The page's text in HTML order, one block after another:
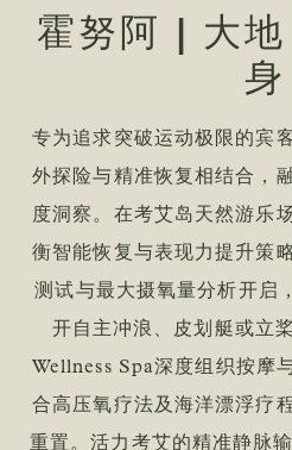
霍努阿 | 大
身
专为追求突破运动极限的宾
外探险与精准恢复相结合，
度洞察。在考艾岛天然游乐
衡智能恢复与表现力提升策
测试与最大摄氧量分析开启
开自主冲浪、皮划艇或立
Wellness Spa深度组织按摩
合高压氧疗法及海洋漂浮疗
重置。活力考艾的精准静脉